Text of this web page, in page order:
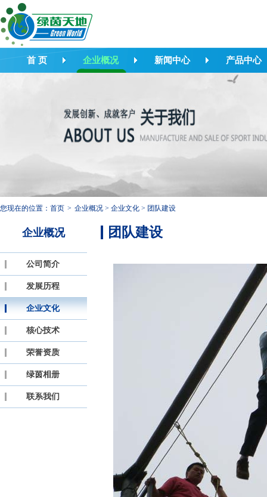
首 页 企业概况 新闻中心 产品中心
您现在的位置： 首页 > 企业概况 > 企业文化 > 团队建设
企业概况
公司简介
发展历程
企业文化
核心技术
荣誉资质
绿茵相册
联系我们
团队建设